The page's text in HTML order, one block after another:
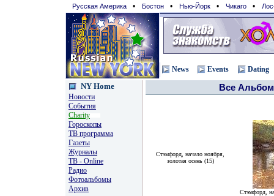
Русская Америка • Бостон • Нью-Йорк • Чикаго •
News Events Dating
NY Home
Новости
События
Charity
Гороскопы
TВ программа
Газеты
Журналы
ТВ - Online
Радио
Фотоальбомы
Архив
Все
Стэмфорд, начало ноября,
золотая осень (15)
Стэмфорд,